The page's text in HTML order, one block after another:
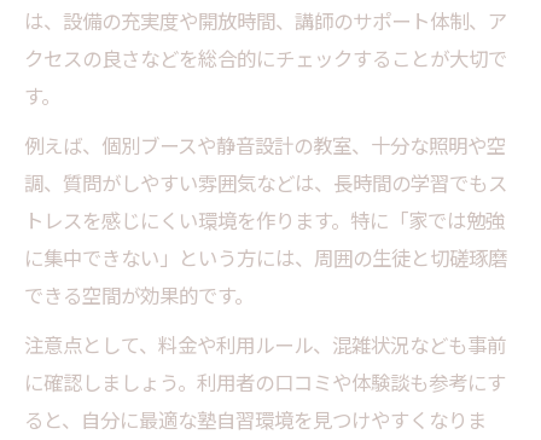
は、設備の充実度や開放時間、講師のサポート体制、ア
クセスの良さなどを総合的にチェックすることが大切で
す。
例えば、個別ブースや静音設計の教室、十分な照明や空
調、質問がしやすい雰囲気などは、長時間の学習でもス
トレスを感じにくい環境を作ります。特に「家では勉強
に集中できない」という方には、周囲の生徒と切磋琢磨
できる空間が効果的です。
注意点として、料金や利用ルール、混雑状況なども事前
に確認しましょう。利用者の口コミや体験談も参考にす
ると、自分に最適な塾自習環境を見つけやすくなりま